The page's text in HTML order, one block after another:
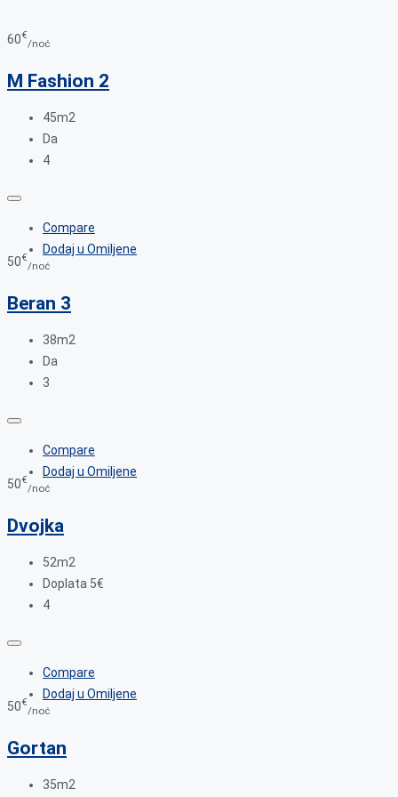
60€
/noć
M Fashion 2
45m2
Da
4
Compare
Dodaj u Omiljene
50€
/noć
Beran 3
38m2
Da
3
Compare
Dodaj u Omiljene
50€
/noć
Dvojka
52m2
Doplata 5€
4
Compare
Dodaj u Omiljene
50€
/noć
Gortan
35m2